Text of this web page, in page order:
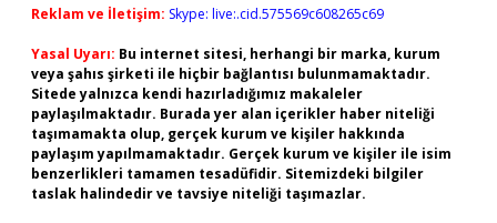
Reklam ve İletişim: Skype: live:.cid.575569c608265c69
Yasal Uyarı: Bu internet sitesi, herhangi bir marka, kurum
veya şahıs şirketi ile hiçbir bağlantısı bulunmamaktadır.
Sitede yalnızca kendi hazırladığımız makaleler
paylaşılmaktadır. Burada yer alan içerikler haber niteliği
taşımamakta olup, gerçek kurum ve kişiler hakkında
paylaşım yapılmamaktadır. Gerçek kurum ve kişiler ile isim
benzerlikleri tamamen tesadüfidir. Sitemizdeki bilgiler
taslak halindedir ve tavsiye niteliği taşımazlar.